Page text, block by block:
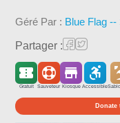
Géré Par : Blue Flag
Partager :
Gratuit Sauveteur Kiosque Accessible